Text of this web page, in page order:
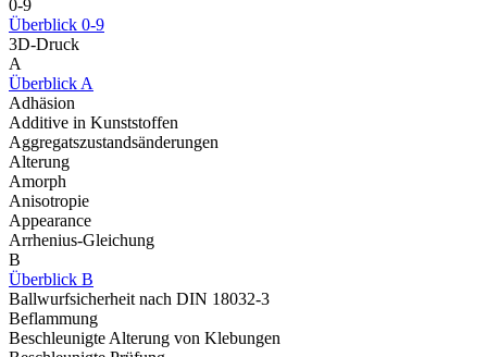
0-9
Überblick 0-9
3D-Druck
A
Überblick A
Adhäsion
Additive in Kunststoffen
Aggregatszustandsänderungen
Alterung
Amorph
Anisotropie
Appearance
Arrhenius-Gleichung
B
Überblick B
Ballwurfsicherheit nach DIN 18032-3
Beflammung
Beschleunigte Alterung von Klebungen